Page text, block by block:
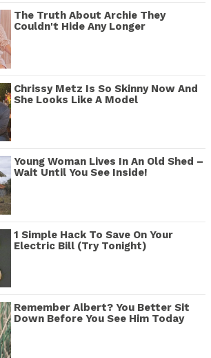
The Truth About Archie They
Couldn't Hide Any Longer
Chrissy Metz Is So Skinny Now And
She Looks Like A Model
Young Woman Lives In An Old Shed –
Wait Until You See Inside!
1 Simple Hack To Save On Your
Electric Bill (Try Tonight)
Remember Albert? You Better Sit
Down Before You See Him Today